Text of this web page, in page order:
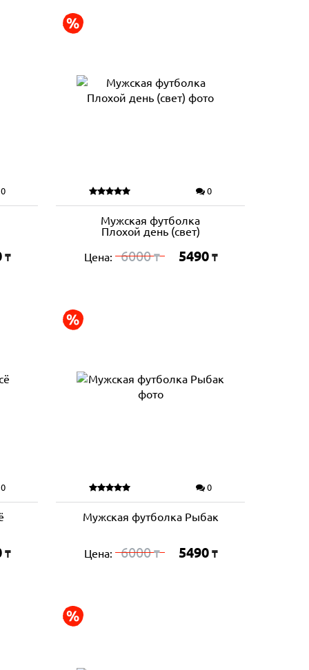
₸
0
Мужская футболка
Плохой день (свет)
Цена: 6000₸ 5490 ₸
₸
0
Мужская футболка Рыбак
Цена: 6000₸ 5490 ₸